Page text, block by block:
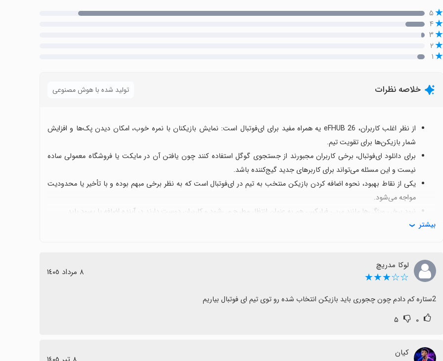
۵
۴
۳
۲
۱
خلاصه نظرات تولید شده با هوش مصنوعی
از نظر اغلب کاربران، eFHUB 26 یه همراه مفید برای ای‌فوتبال است: نمایش بازیکنان با نمره خوب، امکان دیدن پک‌ها و افزایش
شمار بازیکن‌ها برای تقویت تیم.
برای دانلود ای‌فوتبال، برخی کاربران مجبورند از جستجوی گوگل استفاده کنند چون یافتن آن در مایکت یا فروشگاه معمولی ساده
نیست و این مسئله می‌تواند برای کاربرهای جدید گیج‌کننده باشد.
یکی از نقاط بهبود، نحوه اضافه کردن بازیکن منتخب به تیم در ای‌فوتبال است که به نظر برخی مبهم بوده و با تأخیر یا محدودیت
مواجه می‌شود.
نبود برخی ویژگی‌ها مانند مربی فیلیکس هم به عنوان انتظار مطرح می‌شود و کاربران دوست دارند در آینده اضافه یا بهبود یابد.
با وجود این چالش‌ها، دیدگاه کلی مثبت است و استفاده از اپ برای دنبال کردن بازیکنان با نمره خوب و پک‌ها ارزشمند است، به بیشتر
لوکا مدریچ
☆☆★★★ ٨ مرداد ١٤٠٥
2ستاره کم دادم چون چجوری باید بازیکن انتخاب شده رو توی تیم ای فوتبال بیاریم
۰ ۵
کیان